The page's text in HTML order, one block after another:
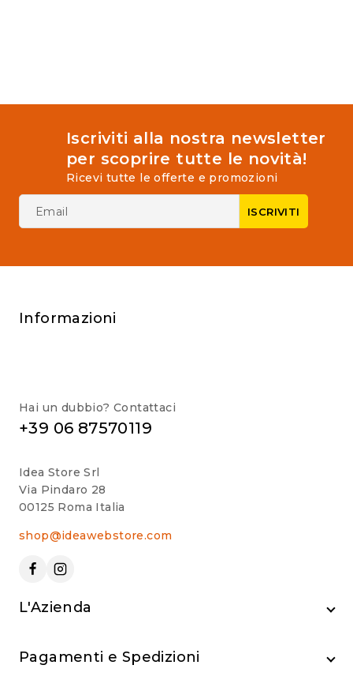
Iscriviti alla nostra newsletter
per scoprire tutte le novità!
Ricevi tutte le offerte e promozioni
Informazioni
Hai un dubbio? Contattaci
+39 06 87570119
Idea Store Srl
Via Pindaro 28
00125 Roma Italia
shop@ideawebstore.com
L'Azienda
Pagamenti e Spedizioni